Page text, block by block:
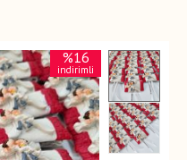
%16
indirimli